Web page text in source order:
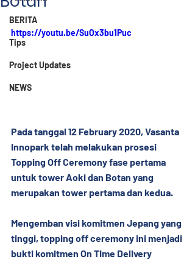
BERITA
Tips
Project Updates
NEWS
https://youtu.be/SuOx3bu1Puc
Pada tanggal 12 February 2020, Vasanta
Innopark telah melakukan prosesi
Topping Off Ceremony fase pertama
untuk tower Aoki dan Botan yang
merupakan tower pertama dan kedua.
Mengemban visi komitmen Jepang yang
tinggi, topping off ceremony ini menjadi
bukti komitmen On Time Delivery